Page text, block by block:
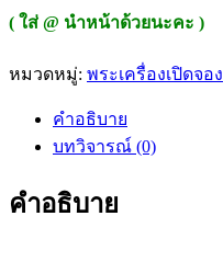
( ใส่ @ นำหน้าด้วยนะคะ )
หมวดหมู่: พระเครื่องเปิดจอง
คำอธิบาย
บทวิจารณ์ (0)
คำอธิบาย